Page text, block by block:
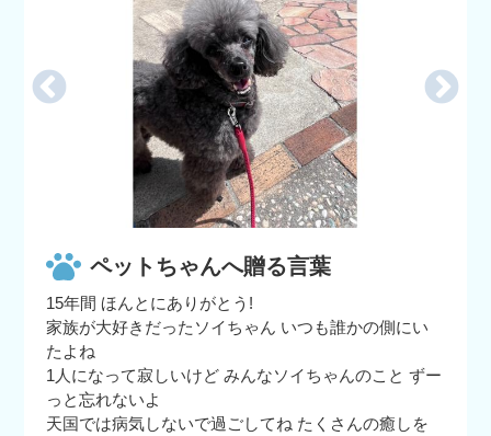
ペットちゃんへ贈る言葉
15年間 ほんとにありがとう!
家族が大好きだったソイちゃん いつも誰かの側にい
たよね
1人になって寂しいけど みんなソイちゃんのこと ずー
っと忘れないよ
天国では病気しないで過ごしてね たくさんの癒しを